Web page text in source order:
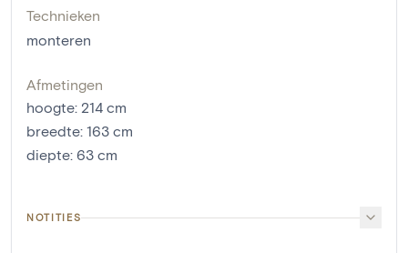
Technieken
monteren
Afmetingen
hoogte: 214 cm
breedte: 163 cm
diepte: 63 cm
NOTITIES